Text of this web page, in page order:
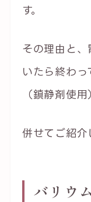
す。
その理由と、
いたら終わ
（鎮静剤使用
併せてご紹介
バリウ